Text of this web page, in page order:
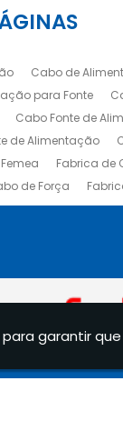
Cabo de
para Fonte
Cabo Fonte de
de Alimentação
Fabrica de
de Força
Injetados
garantir